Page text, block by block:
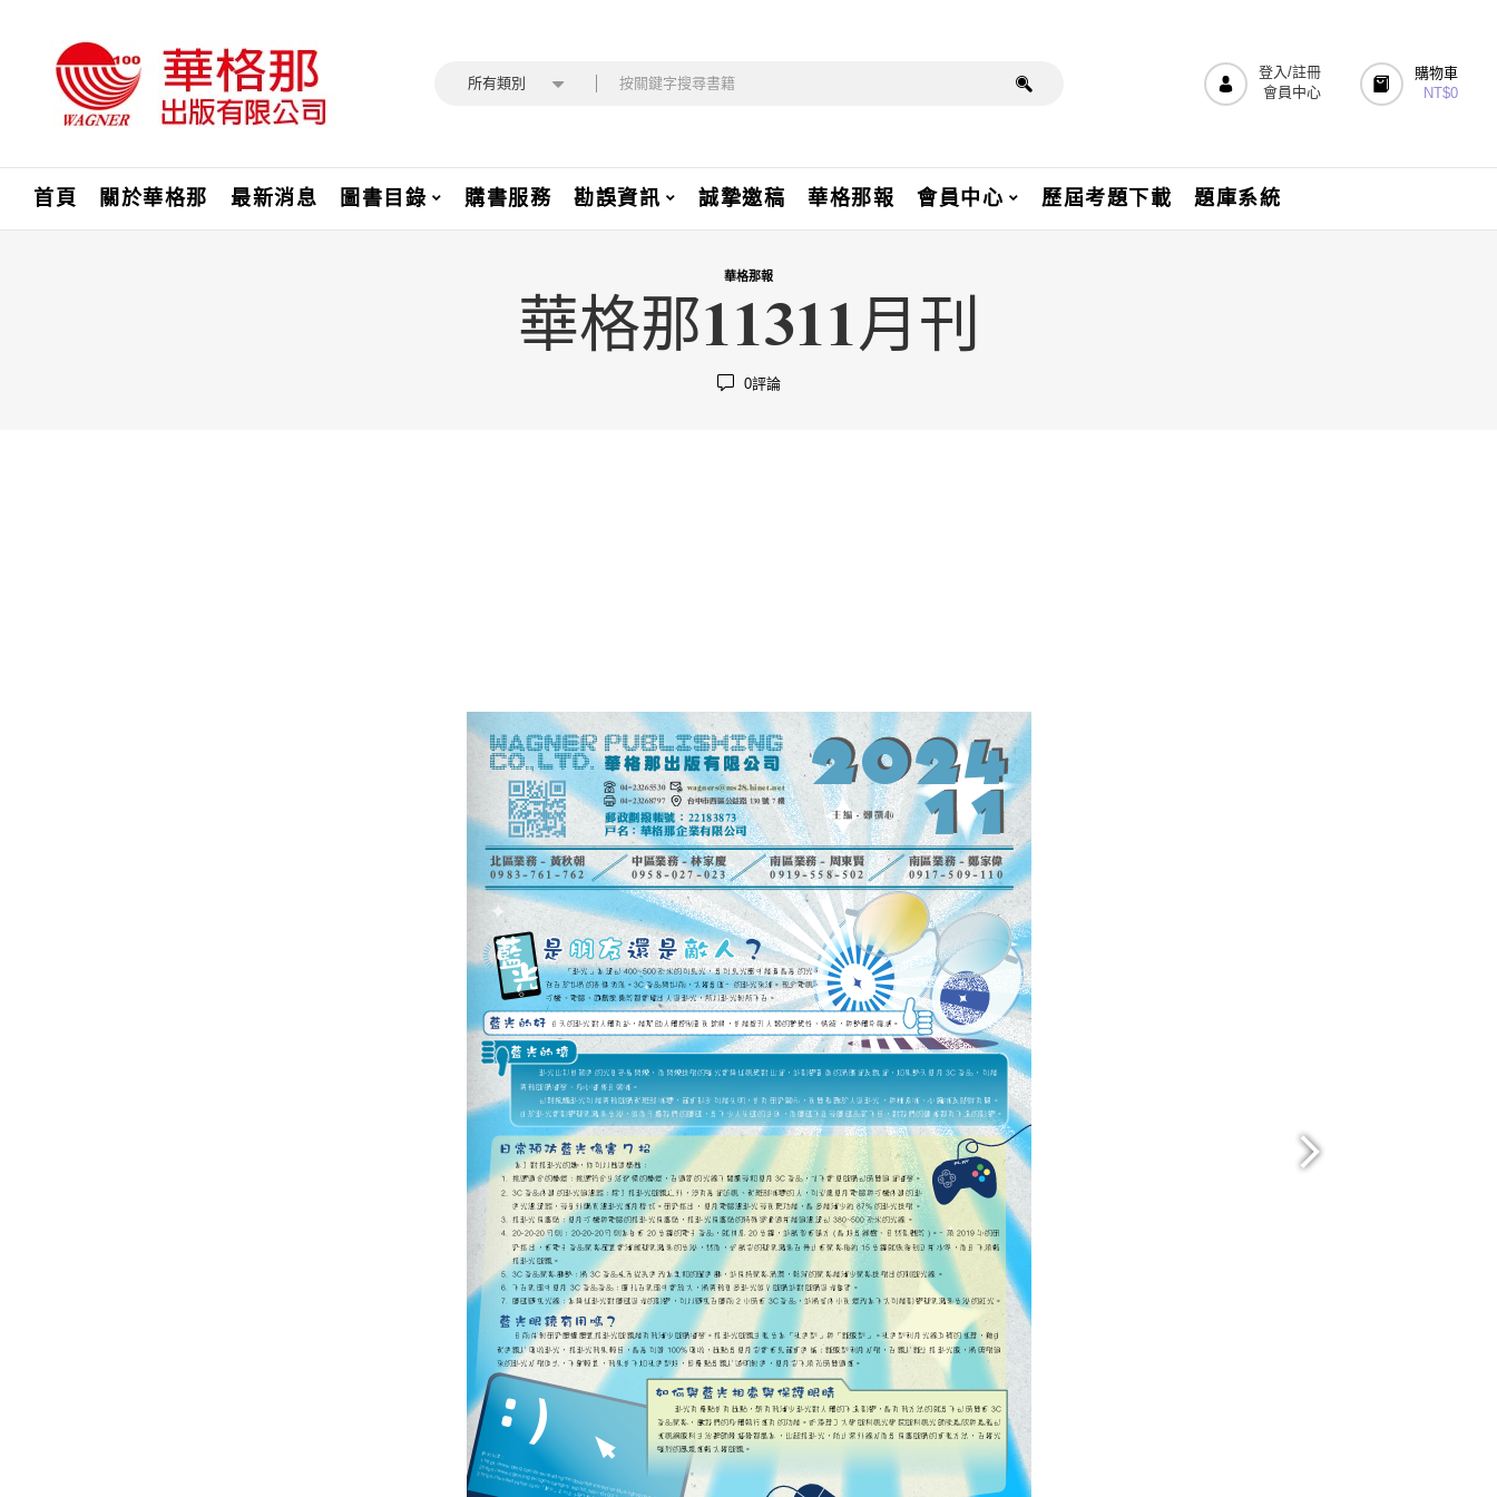
所有類別
登入/註冊
會員中心
購物車
NT$0
首頁 關於華格那 最新消息 圖書目錄 購書服務 勘誤資訊 誠摯邀稿 華格那報 會員中心 歷屆考題下載 題庫系統
華格那報
華格那11311月刊
0評論
wagners@ms28.hinet.net
https://eliteracy.edu.tw/Archive.aspx?id=3279&from=et